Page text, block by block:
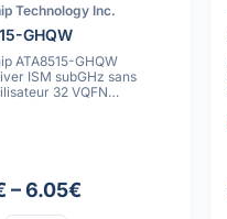
Technology Inc.
GHQW
ATA8515-GHQW
ISM subGHz sans
32 VQFN
– 6.05€